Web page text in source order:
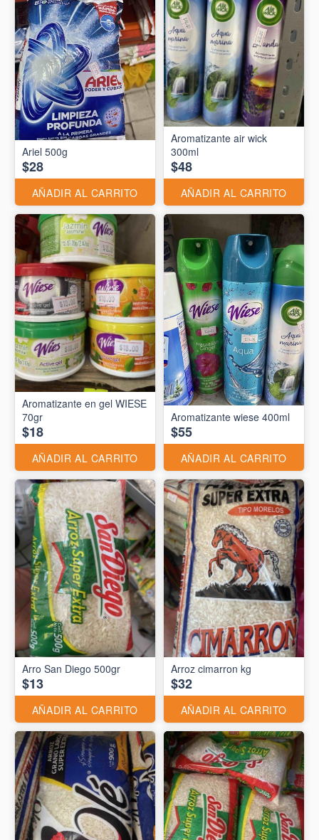
Ariel 500g
$28
AÑADIR AL CARRITO
Aromatizante air wick
300ml
$48
AÑADIR AL CARRITO
Aromatizante en gel WIESE
70gr
$18
AÑADIR AL CARRITO
Aromatizante wiese 400ml
$55
AÑADIR AL CARRITO
Arro San Diego 500gr
$13
AÑADIR AL CARRITO
Arroz cimarron kg
$32
AÑADIR AL CARRITO